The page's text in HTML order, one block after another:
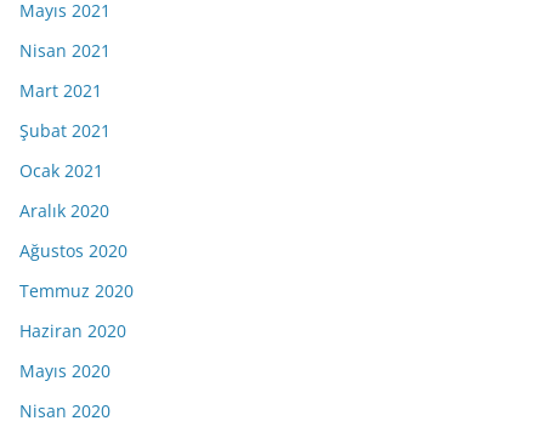
Mayıs 2021
Nisan 2021
Mart 2021
Şubat 2021
Ocak 2021
Aralık 2020
Ağustos 2020
Temmuz 2020
Haziran 2020
Mayıs 2020
Nisan 2020